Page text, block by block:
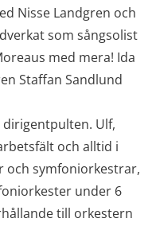
Nisse Landgren och
som sångsolist
med mera! Ida
Staffan Sandlund
Ulf,
och alltid i
och symfoniorkestrar,
under 6
till orkestern